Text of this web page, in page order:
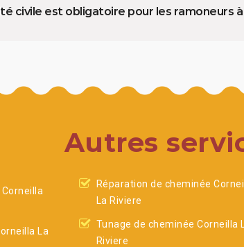
civile est obligatoire pour les ramoneurs à
Autres
La
Réparation de cheminée
La Riviere
Tunage de cheminée Corneilla
Riviere